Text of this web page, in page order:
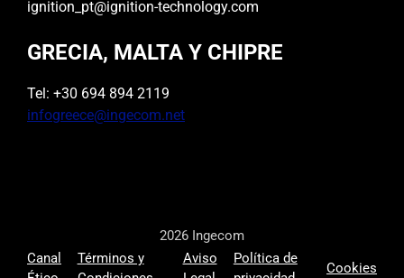
ignition_pt@ignition-technology.com
GRECIA, MALTA Y CHIPRE
Tel: +30 694 894 2119
infogreece@ingecom.net
2026 Ingecom
Canal
Términos y
Aviso
Política de
Cookies